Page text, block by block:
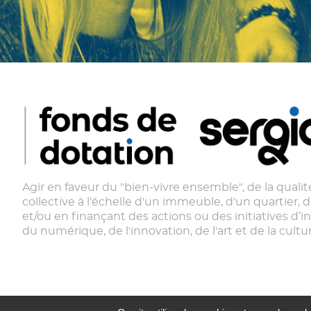
Agir en faveur du "bien-vivre ensemble", de la
collective à l'échelle d'un immeuble, d'un quartier,
et/ou en finançant des actions ou des initiatives
du numérique, de l'innovation, de l'art et de la